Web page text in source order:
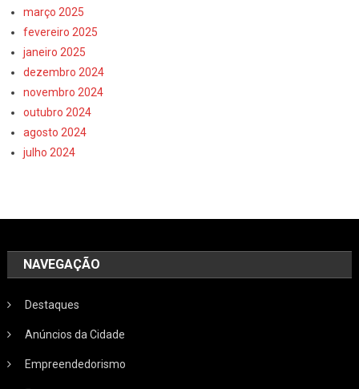
março 2025
fevereiro 2025
janeiro 2025
dezembro 2024
novembro 2024
outubro 2024
agosto 2024
julho 2024
NAVEGAÇÃO
Destaques
Anúncios da Cidade
Empreendedorismo